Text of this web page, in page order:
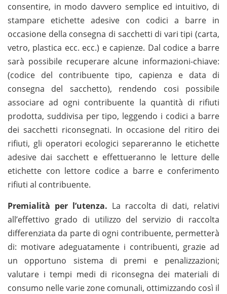
consentire, in modo davvero semplice ed intuitivo, di
stampare etichette adesive con codici a barre in
occasione della consegna di sacchetti di vari tipi (carta,
vetro, plastica ecc. ecc.) e capienze. Dal codice a barre
sarà possibile recuperare alcune informazioni-chiave:
(codice del contribuente tipo, capienza e data di
consegna del sacchetto), rendendo cosi possibile
associare ad ogni contribuente la quantità di rifiuti
prodotta, suddivisa per tipo, leggendo i codici a barre
dei sacchetti riconsegnati. In occasione del ritiro dei
rifiuti, gli operatori ecologici separeranno le etichette
adesive dai sacchett e effettueranno le letture delle
etichette con lettore codice a barre e conferimento
rifiuti al contribuente.
Premialità per l’utenza. La raccolta di dati, relativi
all’effettivo grado di utilizzo del servizio di raccolta
differenziata da parte di ogni contribuente, permetterà
di: motivare adeguatamente i contribuenti, grazie ad
un opportuno sistema di premi e penalizzazioni;
valutare i tempi medi di riconsegna dei materiali di
consumo nelle varie zone comunali, ottimizzando così il